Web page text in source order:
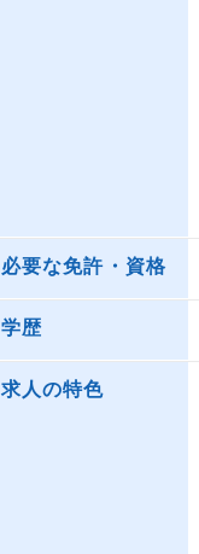
必要な免許・資格
学歴
求人の特色